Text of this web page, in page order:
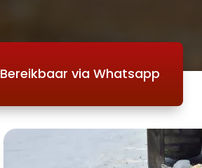
Bereikbaar via Whatsapp